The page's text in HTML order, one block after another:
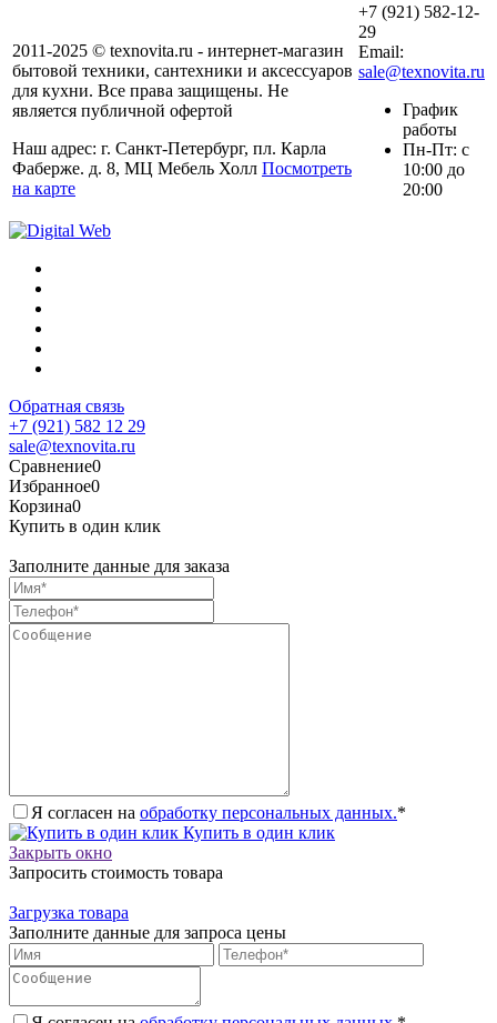
2011-2025 © texnovita.ru - интернет-магазин
бытовой техники, сантехники и аксессуаров
для кухни. Все права защищены. Не
является публичной офертой
Наш адрес: г. Санкт-Петербург, пл. Карла
Фаберже. д. 8, МЦ Мебель Холл Посмотреть
на карте
+7 (921) 582-12-
29
Email:
sale@texnovita.ru
График
работы
Пн-Пт: с
10:00 до
20:00
Обратная связь
+7 (921) 582 12 29
sale@texnovita.ru
Сравнение0
Избранное0
Корзина0
Купить в один клик
Заполните данные для заказа
Я согласен на обработку персональных данных.*
Купить в один клик
Закрыть окно
Запросить стоимость товара
Загрузка товара
Заполните данные для запроса цены